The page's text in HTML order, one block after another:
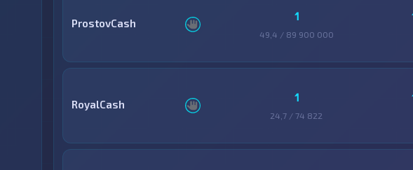
ProstovCash 1
49,4 / 89 900 000
RoyalCash 1
24,7 / 74 822